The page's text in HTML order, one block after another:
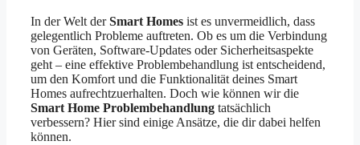
In der Welt derSmart Homes ist es unvermeidlich, dass
gelegentlich Probleme auftreten. Ob es um die Verbindung
von Geräten, Software-Updates oder Sicherheitsaspekte
geht – eine effektive Problembehandlung ist entscheidend,
um den Komfort und die Funktionalität deines Smart
Homes aufrechtzuerhalten. Doch wie können wir die
Smart Home Problembehandlung tatsächlich
verbessern? Hier sind einige Ansätze, die dir dabei helfen
können.